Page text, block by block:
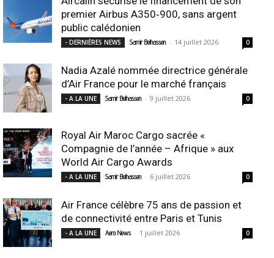
premier Airbus A350‑900, sans argent
public calédonien
- DERNIÈRES NEWS Samir Belhassen - 14 juillet 2026 0
Nadia Azalé nommée directrice générale
d’Air France pour le marché français
- A LA UNE Samir Belhassen - 9 juillet 2026 0
Royal Air Maroc Cargo sacrée «
Compagnie de l’année – Afrique » aux
World Air Cargo Awards
- A LA UNE Samir Belhassen - 6 juillet 2026 0
Air France célèbre 75 ans de passion et
de connectivité entre Paris et Tunis
- A LA UNE Aero News - 1 juillet 2026 0